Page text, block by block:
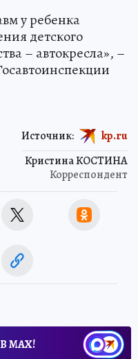
у ребенка
детского
– автокресла», –
Кристина КОСТИНА
Корреспондент
Источник: kp.ru
МАХ!